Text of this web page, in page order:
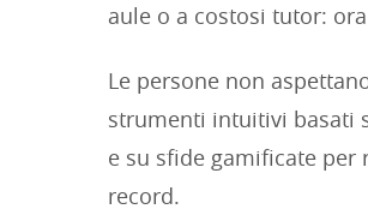
aule o a costosi tutor:
Le persone non
strumenti intuitivi basati
e su sfide gamificate per
record.